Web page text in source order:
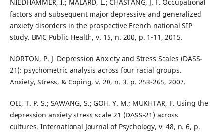
NIEDHAMMER, I.; MALARD, L.; CHASTANG, J. F. Occupational
factors and subsequent major depressive and generalized
anxiety disorders in the prospective French national SIP
study. BMC Public Health, v. 15, n. 200, p. 1-11, 2015.
NORTON, P. J. Depression Anxiety and Stress Scales (DASS-
21): psychometric analysis across four racial groups.
Anxiety, Stress, & Coping, v. 20, n. 3, p. 253-265, 2007.
OEI, T. P. S.; SAWANG, S.; GOH, Y. M.; MUKHTAR, F. Using the
depression anxiety stress scale 21 (DASS‐21) across
cultures. International Journal of Psychology, v. 48, n. 6, p.